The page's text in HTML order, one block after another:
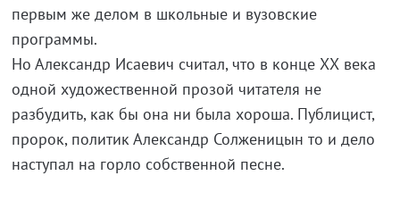
первым же делом в школьные и вузовские
программы.
Но Александр Исаевич считал, что в конце ХХ века
одной художественной прозой читателя не
разбудить, как бы она ни была хороша. Публицист,
пророк, политик Александр Солженицын то и дело
наступал на горло собственной песне.